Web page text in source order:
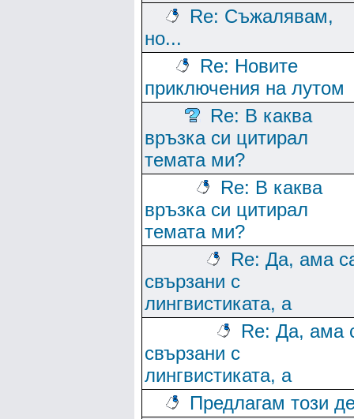
Re: Съжалявам,
но...
Re: Новите
приключения на лутом
Re: В каква
връзка си цитирал
темата ми?
Re: В каква
връзка си цитирал
темата ми?
Re: Да, ама
свързани с
лингвистиката, а
Re: Да, ама
свързани с
лингвистиката, а
Предлагам този